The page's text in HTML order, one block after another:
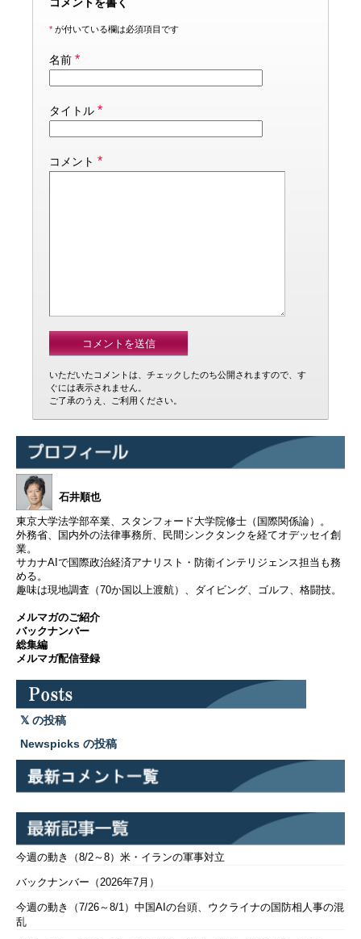
* が付いている欄は必須項目です
名前 *
タイトル *
コメント *
いただいたコメントは、チェックしたのち公開されますので、す
ぐには表示されません。
ご了承のうえ、ご利用ください。
石井順也
東京大学法学部卒業、スタンフォード大学院修士（国際関係論）。
外務省、国内外の法律事務所、民間シンクタンクを経てオデッセイ創
業。
サカナAIで国際政治経済アナリスト・防衛インテリジェンス担当も務
める。
趣味は現地調査（70か国以上渡航）、ダイビング、ゴルフ、格闘技。
メルマガのご紹介
バックナンバー
総集編
メルマガ配信登録
の投稿
Newspicks の投稿
今週の動き（8/2～8）米・イランの軍事対立
バックナンバー（2026年7月）
今週の動き（7/26～8/1）中国AIの台頭、ウクライナの国防相人事の混
乱